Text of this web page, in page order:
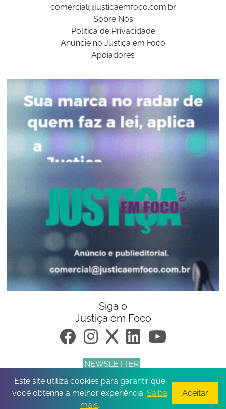
comercial@justicaemfoco.com.br
Sobre Nós
Politica de Privacidade
Anuncie no Justiça em Foco
Apoiadores
Siga o
Justiça em Foco
NEWSLETTER
© 2026 Todos os direitos reservados.
Este site utiliza cookies para garantir que
você obtenha a melhor experiência. Saiba
mais.
Aceitar